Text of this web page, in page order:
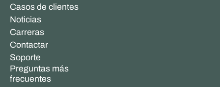
Casos de clientes
Noticias
Carreras
Contactar
Soporte
Preguntas más
frecuentes